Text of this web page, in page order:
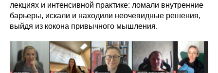
лекциях и интенсивной практике: ломали внутренние
барьеры, искали и находили неочевидные решения,
выйдя из кокона привычного мышления.